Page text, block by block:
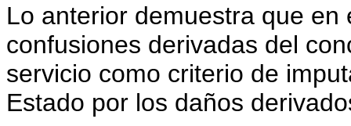
Lo anterior demuestra que
confusiones derivadas del
servicio como criterio de
Estado por los daños